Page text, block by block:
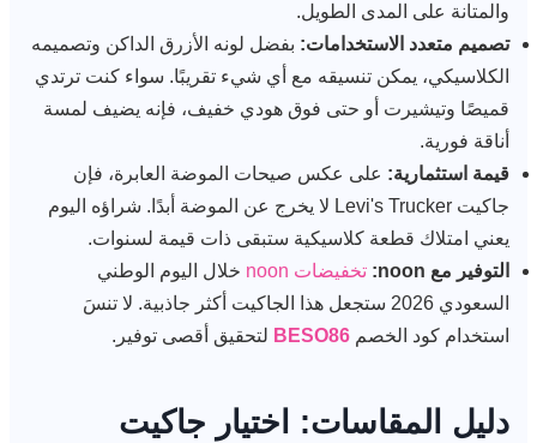
والمتانة على المدى الطويل.
تصميم متعدد الاستخدامات: بفضل لونه الأزرق الداكن وتصميمه
الكلاسيكي، يمكن تنسيقه مع أي شيء تقريبًا. سواء كنت ترتدي
قميصًا وتيشيرت أو حتى فوق هودي خفيف، فإنه يضيف لمسة
أناقة فورية.
قيمة استثمارية: على عكس صيحات الموضة العابرة، فإن
جاكيت Levi's Trucker لا يخرج عن الموضة أبدًا. شراؤه اليوم
يعني امتلاك قطعة كلاسيكية ستبقى ذات قيمة لسنوات.
التوفير مع noon:
تخفيضات noon
خلال اليوم الوطني
السعودي 2026 ستجعل هذا الجاكيت أكثر جاذبية. لا تنسَ
استخدام كود الخصم BESO86 لتحقيق أقصى توفير.
دليل المقاسات: اختيار جاكيت